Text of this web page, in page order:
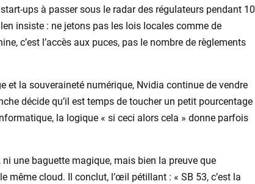
ups à passer sous le radar des régulateurs pendant 10
insiste : ne jetons pas les lois locales comme de
c’est l’accès aux puces, pas le nombre de règlements
et la souveraineté numérique, Nvidia continue de vendre
décide qu’il est temps de toucher un petit pourcentage
la logique « si ceci alors cela » donne parfois
une baguette magique, mais bien la preuve que
cloud. Il conclut, l’œil pétillant : « SB 53, c’est la